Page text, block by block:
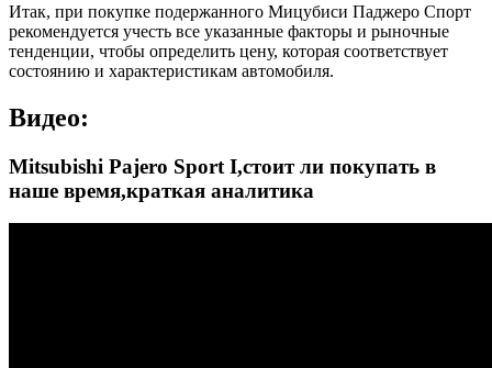
Итак, при покупке подержанного Мицубиси Паджеро Спорт
рекомендуется учесть все указанные факторы и рыночные
тенденции, чтобы определить цену, которая соответствует
состоянию и характеристикам автомобиля.
Видео:
Mitsubishi Pajero Sport I,стоит ли покупать в
наше время,краткая аналитика